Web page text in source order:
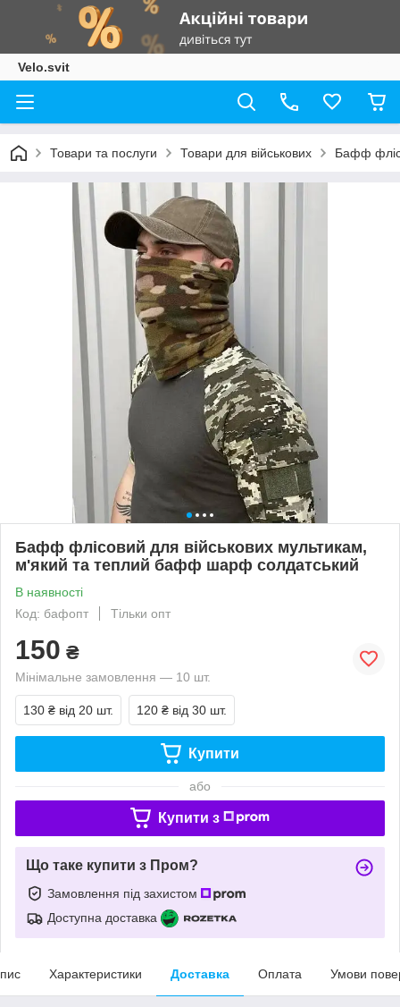
Velo.svit
Товари та послуги Товари для військових Бафф
Бафф флісовий для військових мультикам,
м'який та теплий бафф шарф солдатський
В наявності
Код: бафопт
Тільки опт
150 ₴
Мінімальне замовлення — 10 шт.
130 ₴ від 20 шт. 120 ₴ від 30 шт.
Купити
або
Купити з
Що таке купити з Пром?
Замовлення під захистом
Доступна доставка
Характеристики Доставка Оплата Умови